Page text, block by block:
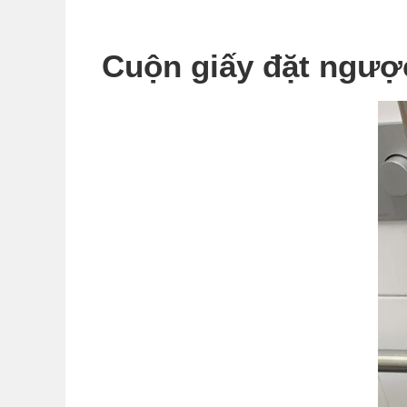
Cuộn giấy đặt